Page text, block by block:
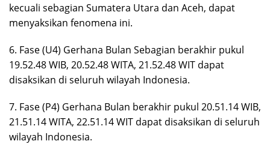
kecuali sebagian Sumatera Utara dan Aceh, dapat
menyaksikan fenomena ini.
6. Fase (U4) Gerhana Bulan Sebagian berakhir pukul
19.52.48 WIB, 20.52.48 WITA, 21.52.48 WIT dapat
disaksikan di seluruh wilayah Indonesia.
7. Fase (P4) Gerhana Bulan berakhir pukul 20.51.14 WIB,
21.51.14 WITA, 22.51.14 WIT dapat disaksikan di seluruh
wilayah Indonesia.